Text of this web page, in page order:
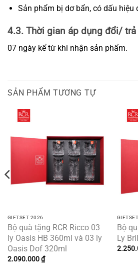
Sản phẩm bị dơ bẩn, có dấu hiệu
4.3. Thời gian áp dụng đổi/ trả
07 ngày kể từ khi nhận sản phẩm.
SẢN PHẨM TƯƠNG TỰ
GIFTSET 2026
Bộ quà tặng RCR Ricco 03
ly Oasis HB 360ml và 03 ly
Oasis Dof 320ml
2.090.000₫
Bộ
Ly